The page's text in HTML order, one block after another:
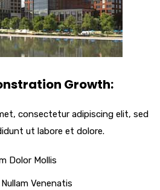
Growth:
consectetur adipiscing elit, sed
ut labore et dolore.
Dolor Mollis
Venenatis